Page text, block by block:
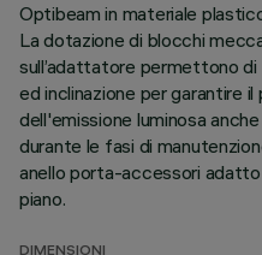
Optibeam in materiale
La dotazione di blocchi
sull’adattatore permettono
ed inclinazione per garantire
dell'emissione luminosa
durante le fasi di
anello porta-accessori
piano.